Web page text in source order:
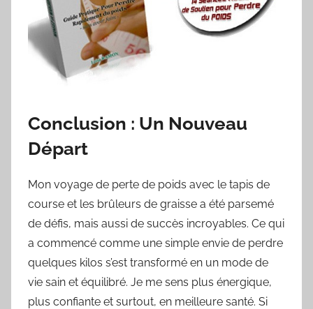
Conclusion : Un Nouveau
Départ
Mon voyage de perte de poids avec le tapis de
course et les brûleurs de graisse a été parsemé
de défis, mais aussi de succès incroyables. Ce qui
a commencé comme une simple envie de perdre
quelques kilos s’est transformé en un mode de
vie sain et équilibré. Je me sens plus énergique,
plus confiante et surtout, en meilleure santé. Si